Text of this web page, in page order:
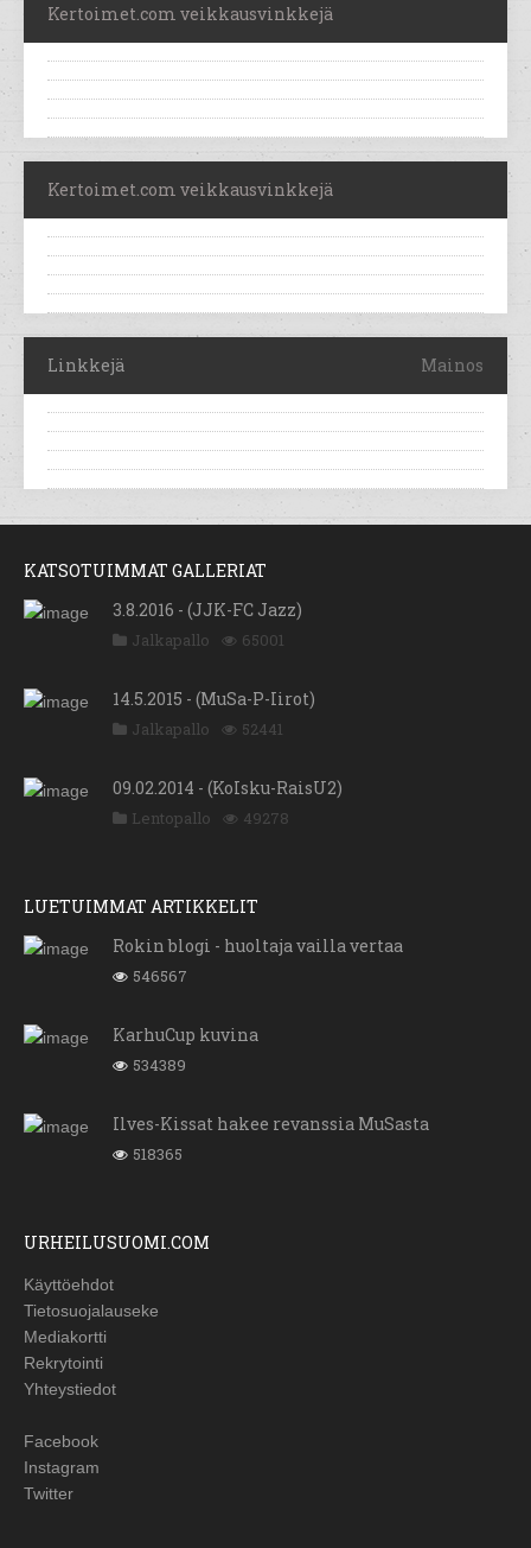
Kertoimet.com veikkausvinkkejä
Kertoimet.com veikkausvinkkejä
Linkkejä Mainos
KATSOTUIMMAT GALLERIAT
3.8.2016 - (JJK-FC Jazz)
Jalkapallo 65001
14.5.2015 - (MuSa-P-Iirot)
Jalkapallo 52441
09.02.2014 - (KoIsku-RaisU2)
Lentopallo 49278
LUETUIMMAT ARTIKKELIT
Rokin blogi - huoltaja vailla vertaa
546567
KarhuCup kuvina
534389
Ilves-Kissat hakee revanssia MuSasta
518365
URHEILUSUOMI.COM
Käyttöehdot
Tietosuojalauseke
Mediakortti
Rekrytointi
Yhteystiedot
Facebook
Instagram
Twitter